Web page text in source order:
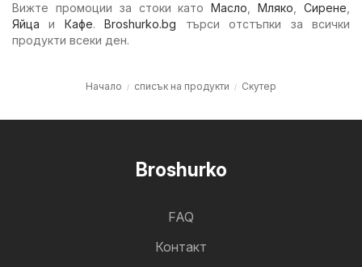
Вижте промоции за стоки катоМасло ,Мляко ,Сирене
Яйца и Кафе.Broshurko.bg търси отстъпки за всички
продукти всеки ден.
Начало списък на продукти Скутер
Broshurko
FAQ
Контакт